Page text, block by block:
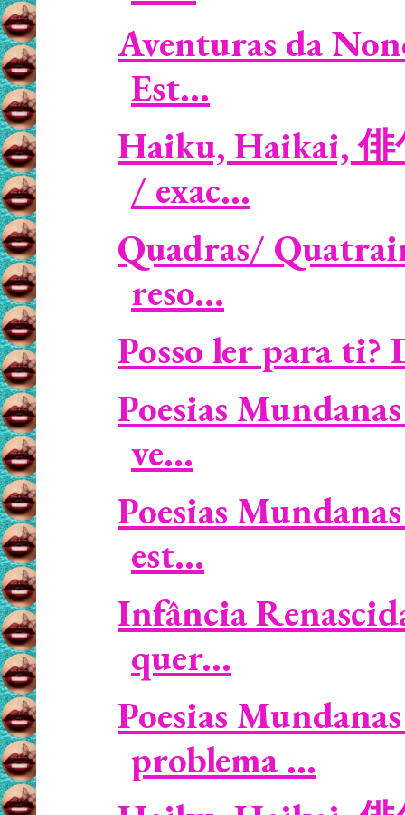
Aventuras da
Est...
Haiku, Haikai, 俳
/ exac...
Quadras/
reso...
Posso ler para
Poesias
ve...
Poesias
est...
Infância
quer...
Poesias
problema ...